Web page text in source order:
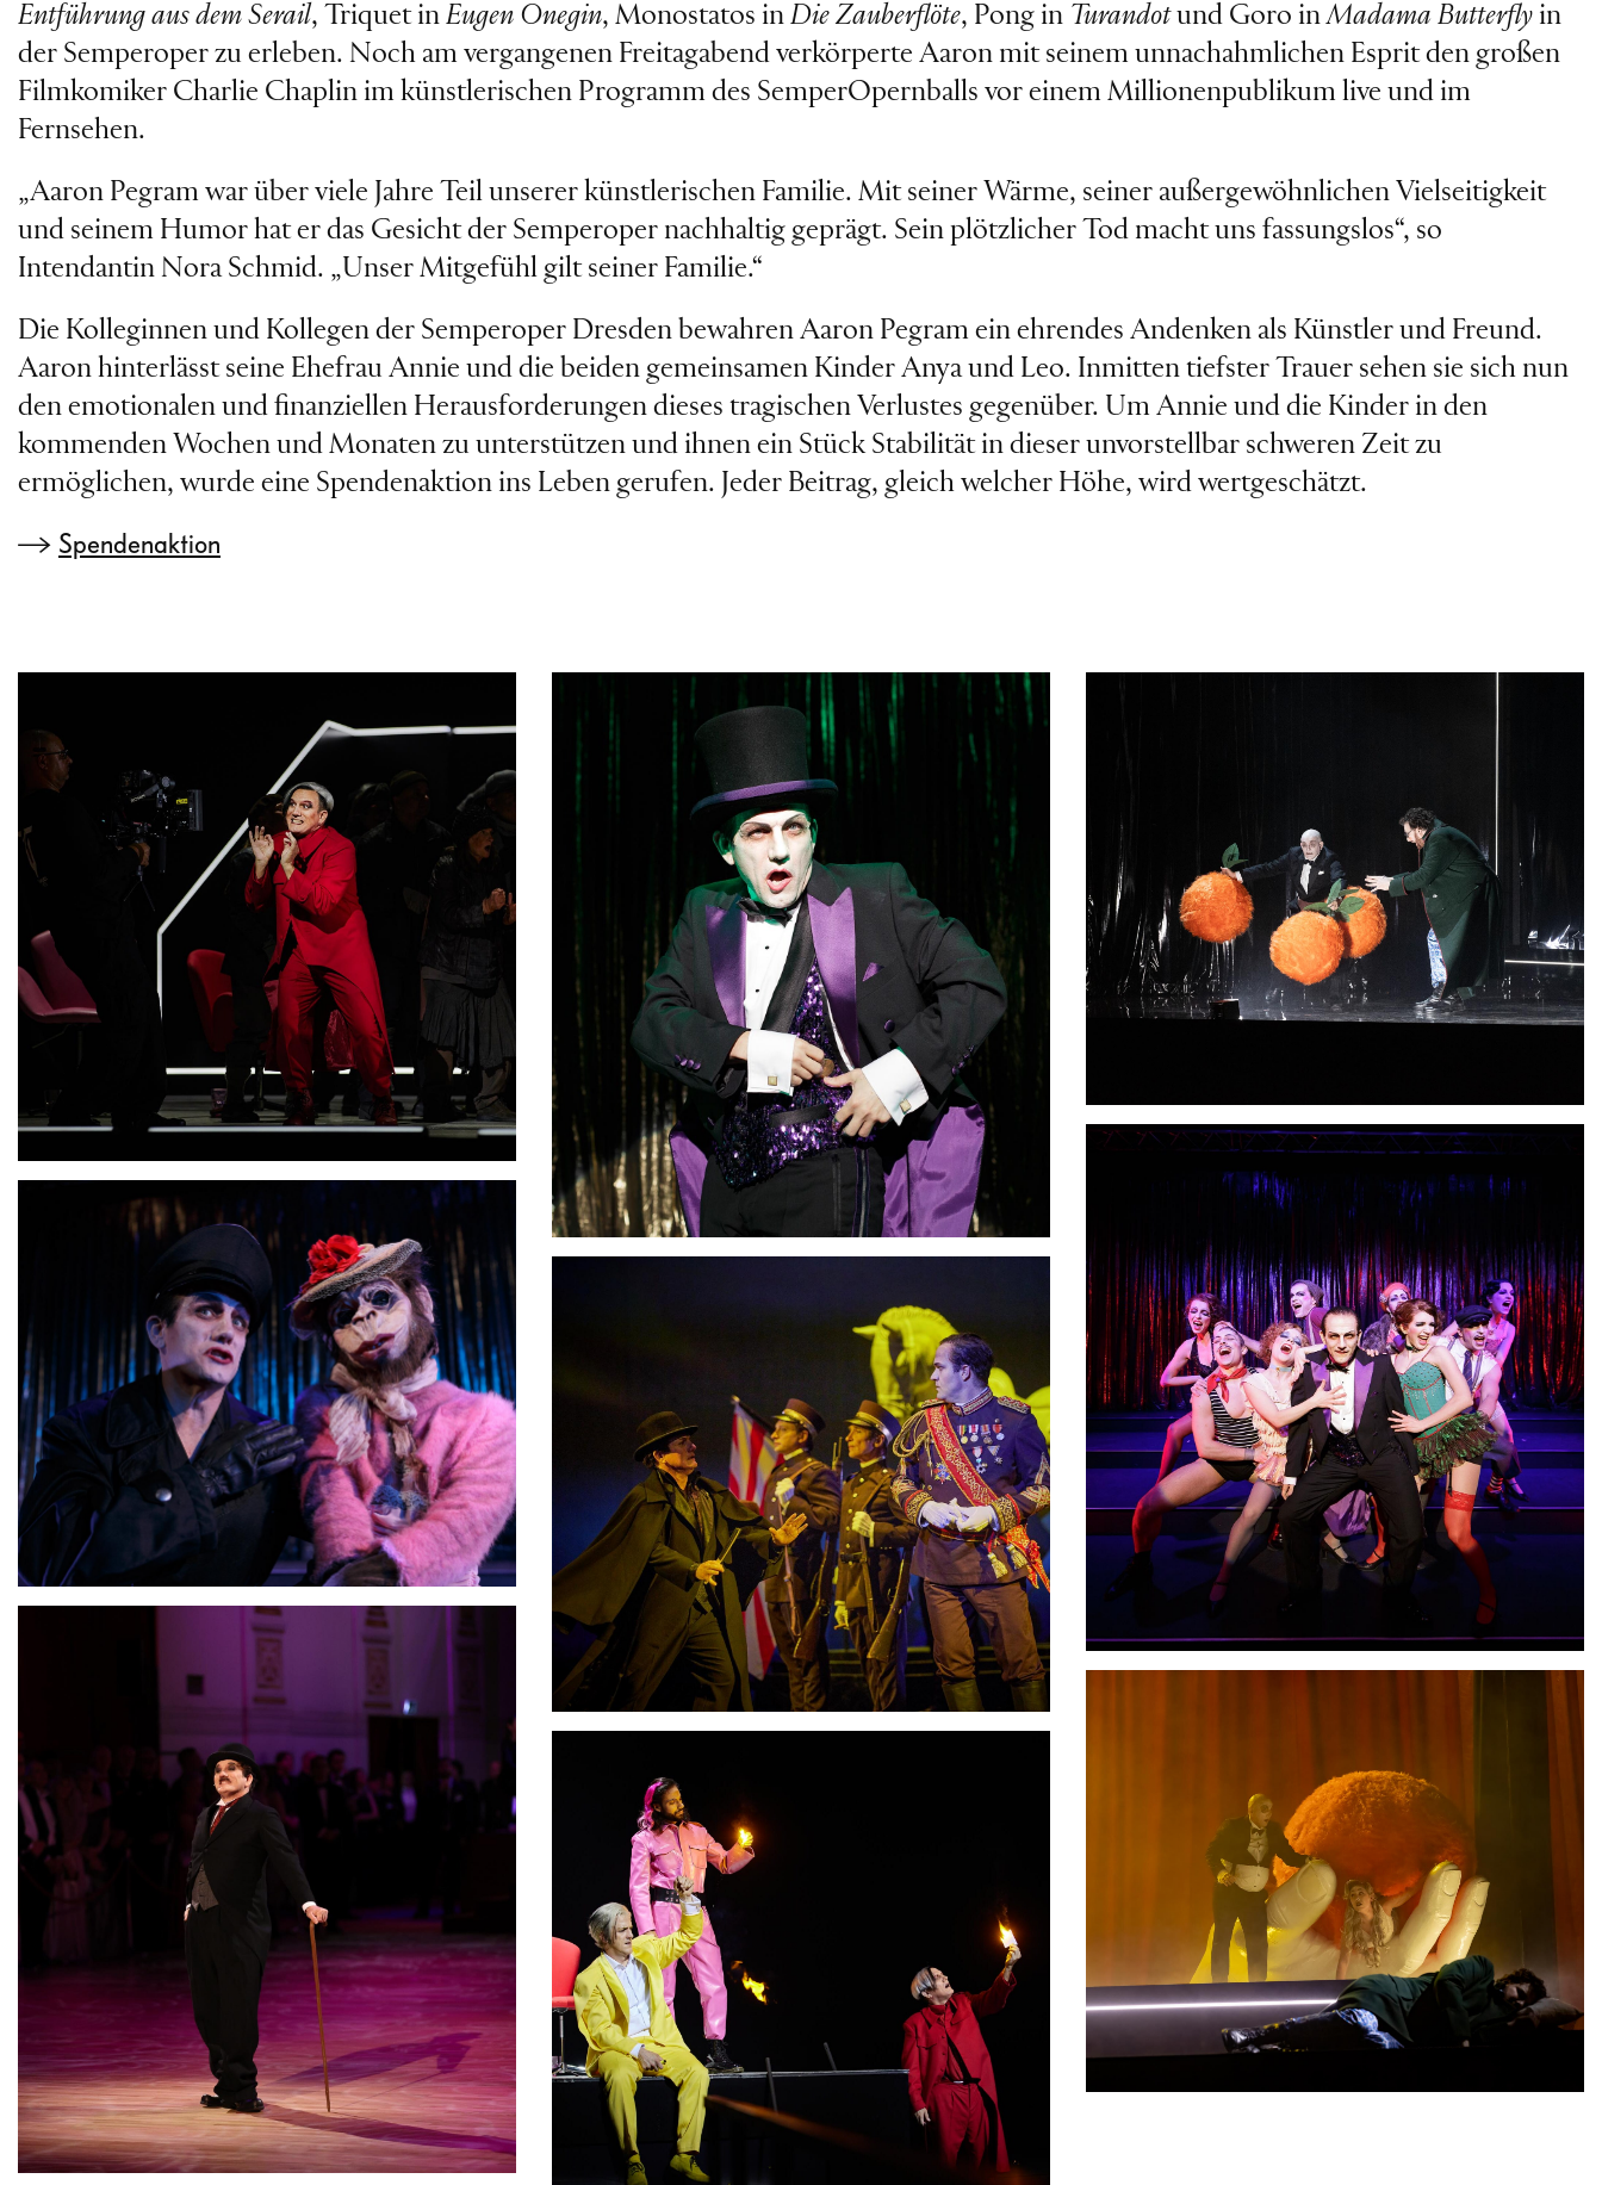
Entführung aus dem Serail, Triquet in Eugen Onegin, Monostatos in Die Zauberflöte, Pong in Turandotund Goro inMadama Butterfly in
der Semperoper zu erleben. Noch am vergangenen Freitagabend verkörperte Aaron mit seinem unnachahmlichen Esprit den großen
Filmkomiker Charlie Chaplin im künstlerischen Programm des SemperOpernballs vor einem Millionenpublikum live und im
Fernsehen.
„Aaron Pegram war über viele Jahre Teil unserer künstlerischen Familie. Mit seiner Wärme, seiner außergewöhnlichen Vielseitigkeit
und seinem Humor hat er das Gesicht der Semperoper nachhaltig geprägt. Sein plötzlicher Tod macht uns fassungslos“, so
Intendantin Nora Schmid. „Unser Mitgefühl gilt seiner Familie.“
Die Kolleginnen und Kollegen der Semperoper Dresden bewahren Aaron Pegram ein ehrendes Andenken als Künstler und Freund.
Aaron hinterlässt seine Ehefrau Annie und die beiden gemeinsamen Kinder Anya und Leo. Inmitten tiefster Trauer sehen sie sich nun
den emotionalen und finanziellen Herausforderungen dieses tragischen Verlustes gegenüber. Um Annie und die Kinder in den
kommenden Wochen und Monaten zu unterstützen und ihnen ein Stück Stabilität in dieser unvorstellbar schweren Zeit zu
ermöglichen, wurde eine Spendenaktion ins Leben gerufen. Jeder Beitrag, gleich welcher Höhe, wird wertgeschätzt.
Spendenaktion